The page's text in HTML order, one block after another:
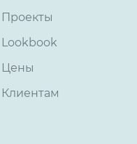
Проекты
Lookbook
Цены
Клиентам